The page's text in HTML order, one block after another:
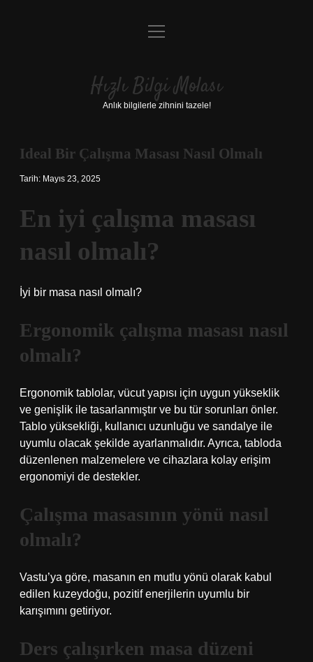
Anasayfa
Yasal Uyarı
menüyü
Hızlı Bilgi Molası
Anlık bilgilerle zihnini tazele!
Ideal Bir Çalışma Masası Nasıl Olmalı
Tarih: Mayıs 23, 2025
En iyi çalışma masası
nasıl olmalı?
İyi bir masa nasıl olmalı?
Ergonomik çalışma masası nasıl
olmalı?
Ergonomik tablolar, vücut yapısı için uygun yükseklik
ve genişlik ile tasarlanmıştır ve bu tür sorunları önler.
Tablo yüksekliği, kullanıcı uzunluğu ve sandalye ile
uyumlu olacak şekilde ayarlanmalıdır. Ayrıca, tabloda
düzenlenen malzemelere ve cihazlara kolay erişim
ergonomiyi de destekler.
Çalışma masasının yönü nasıl
olmalı?
Vastu’ya göre, masanın en mutlu yönü olarak kabul
edilen kuzeydoğu, pozitif enerjilerin uyumlu bir
karışımını getiriyor.
Ders çalışırken masa düzeni